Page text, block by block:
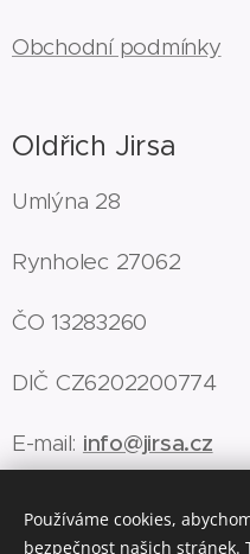
Obchodní podmínky
Oldřich Jirsa
Umlýna 28
Rynholec 27062
ČO 13283260
DIČ CZ6202200774
E-mail: info@jirsa.cz
Používáme cookies,
bezpečnost našich